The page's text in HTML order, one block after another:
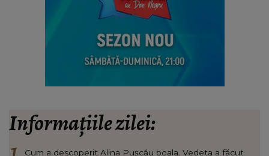
Informațiile zilei:
Cum a descoperit Alina Pușcău boala. Vedeta a făcut